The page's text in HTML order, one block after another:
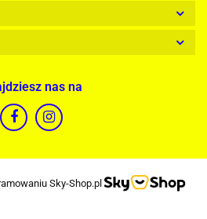
nas na
Sky-Shop.pl